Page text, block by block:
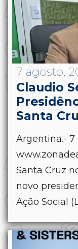
7 agosto,
Claudio
Santa
Argentina.- 7
Santa Cruz
novo
Ação Social